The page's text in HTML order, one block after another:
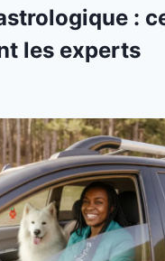
:
les experts